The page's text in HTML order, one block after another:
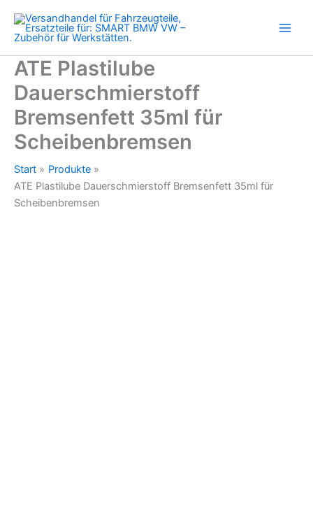
Inhalt
springen
ATE Plastilube
Dauerschmierstoff
Bremsenfett 35ml für
Scheibenbremsen
Start
Produkte
ATE Plastilube Dauerschmierstoff Bremsenfett 35ml für
Scheibenbremsen
Scheibenbremsen
Menge